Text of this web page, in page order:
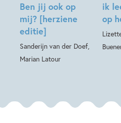
Ben jij ook op
mij? [herziene
editie]
Sanderijn van der Doef,
Marian Latour
ik
op